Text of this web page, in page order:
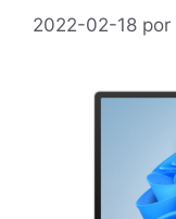
2022-02-18 por